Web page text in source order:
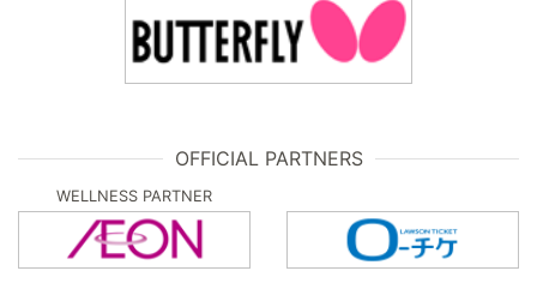
OFFICIAL PARTNERS
WELLNESS PARTNER